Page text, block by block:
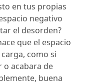
en tus propias
negativo
el desorden?
que el espacio
como si
o acabara de
buena